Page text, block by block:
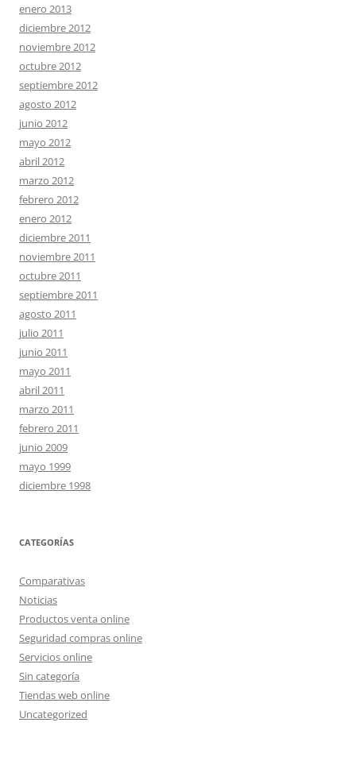
enero 2013
diciembre 2012
noviembre 2012
octubre 2012
septiembre 2012
agosto 2012
junio 2012
mayo 2012
abril 2012
marzo 2012
febrero 2012
enero 2012
diciembre 2011
noviembre 2011
octubre 2011
septiembre 2011
agosto 2011
julio 2011
junio 2011
mayo 2011
abril 2011
marzo 2011
febrero 2011
junio 2009
mayo 1999
diciembre 1998
CATEGORÍAS
Comparativas
Noticias
Productos venta online
Seguridad compras online
Servicios online
Sin categoría
Tiendas web online
Uncategorized